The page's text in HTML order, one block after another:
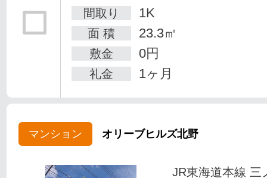
間取り
1K
面 積 23.3㎡
敷金 0円
礼金 1ヶ月
マンション オリーブヒルズ北野
JR東海道本線 三